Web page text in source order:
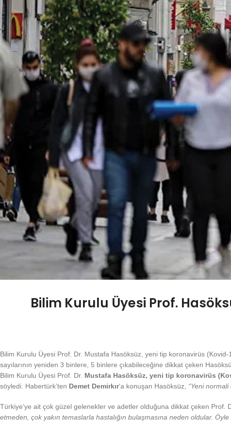
Bilim Kurulu Üyesi Prof.
Bilim Kurulu Üyesi Prof. Dr. Mustafa Hasöksüz, yeni tip koronavirüs
sayılarının yeniden 3 binlere, 5 binlere çıkabileceğine dikkat çeken
Bilim Kurulu Üyesi Prof. Dr. Mustafa Hasöksüz, yeni tip koronavirüs
söyledi. Habertürk’ten Demet Demirkır‘a konuşan Hasöksüz, “Yeni normali
Türkiye’ye ait çok güzel gelenekler ve adetler olduğuna dikkat çeken Prof.
etmeden, çok yakın temaslarla hastalığın bulaşmasına neden oldular.